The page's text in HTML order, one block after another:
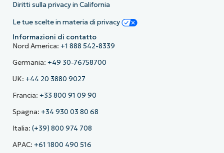
Diritti sulla privacy in California
Le tue scelte in materia di privacy
Informazioni di contatto
Nord America: +1 888 542-8339
Germania: +49 30-76758700
UK: +44 20 3880 9027
Francia: +33 800 91 09 90
Spagna: +34 930 03 80 68
Italia: (+39) 800 974 708
APAC: +61 1800 490 516